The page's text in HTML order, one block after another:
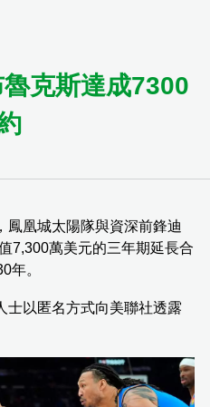
克斯達成7300
鳳凰城太陽隊與資深前鋒迪
7,300萬美元的三年期延長合
年。
士以匿名方式向美聯社透露